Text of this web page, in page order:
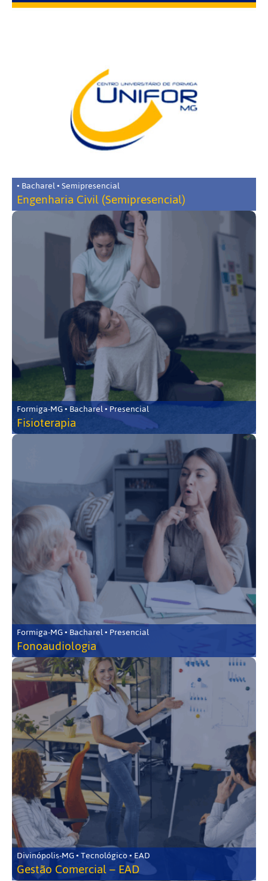
• Bacharel • Semipresencial
Engenharia Civil (Semipresencial)
Formiga-MG • Bacharel • Presencial
Fisioterapia
Formiga-MG • Bacharel • Presencial
Fonoaudiologia
Divinópolis-MG • Tecnológico • EAD
Gestão Comercial – EAD